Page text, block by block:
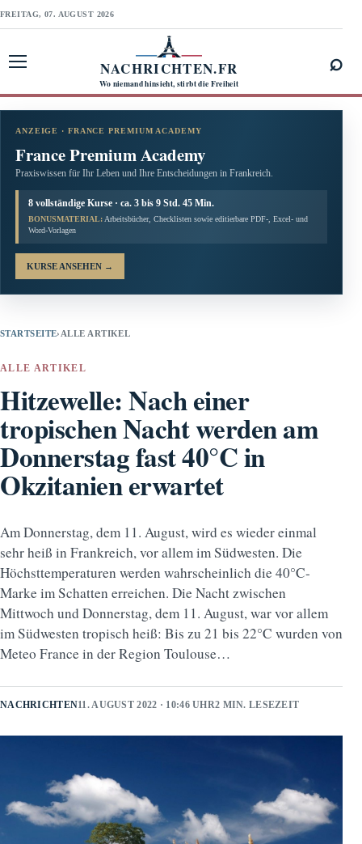
FREITAG, 07. AUGUST 2026
NACHRICHTEN.FR
Wo niemand hinsieht, stirbt die Freiheit
⌕
ANZEIGE · FRANCE PREMIUM ACADEMY
France Premium Academy
Praxiswissen für Ihr Leben und Ihre Entscheidungen in Frankreich.
8 vollständige Kurse · ca. 3 bis 9 Std. 45 Min.
BONUSMATERIAL: Arbeitsbücher, Checklisten sowie editierbare PDF-, Excel- und
Word-Vorlagen
KURSE ANSEHEN →
STARTSEITE› ALLE ARTIKEL
ALLE ARTIKEL
Hitzewelle: Nach einer
tropischen Nacht werden am
Donnerstag fast 40°C in
Okzitanien erwartet
Am Donnerstag, dem 11. August, wird es wieder einmal
sehr heiß in Frankreich, vor allem im Südwesten. Die
Höchsttemperaturen werden wahrscheinlich die 40°C-
Marke im Schatten erreichen. Die Nacht zwischen
Mittwoch und Donnerstag, dem 11. August, war vor allem
im Südwesten tropisch heiß: Bis zu 21 bis 22°C wurden von
Meteo France in der Region Toulouse…
NACHRICHTEN11. AUGUST 2022 · 10:46 UHR2 MIN. LESEZEIT